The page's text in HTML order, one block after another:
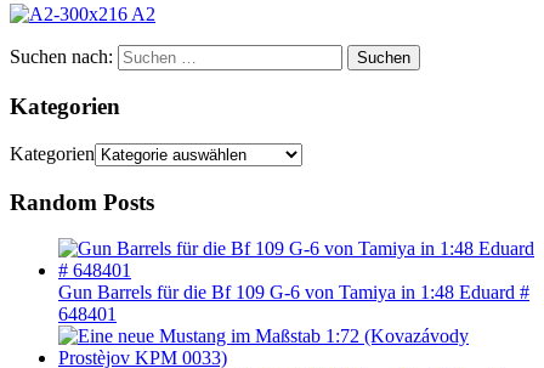
Suchen nach: Suchen
Kategorien
Kategorien
Random Posts
Gun Barrels für die Bf 109 G-6 von Tamiya in 1:48 Eduard #
648401